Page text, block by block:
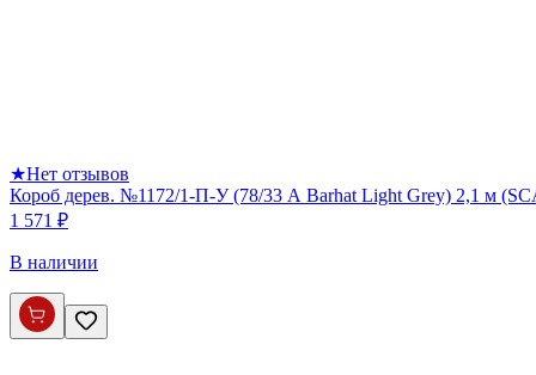
★Нет отзывов
Короб дерев. №1172/1-П-У (78/33 А Barhat Light Grey) 2,1 м
1 571 ₽
В наличии